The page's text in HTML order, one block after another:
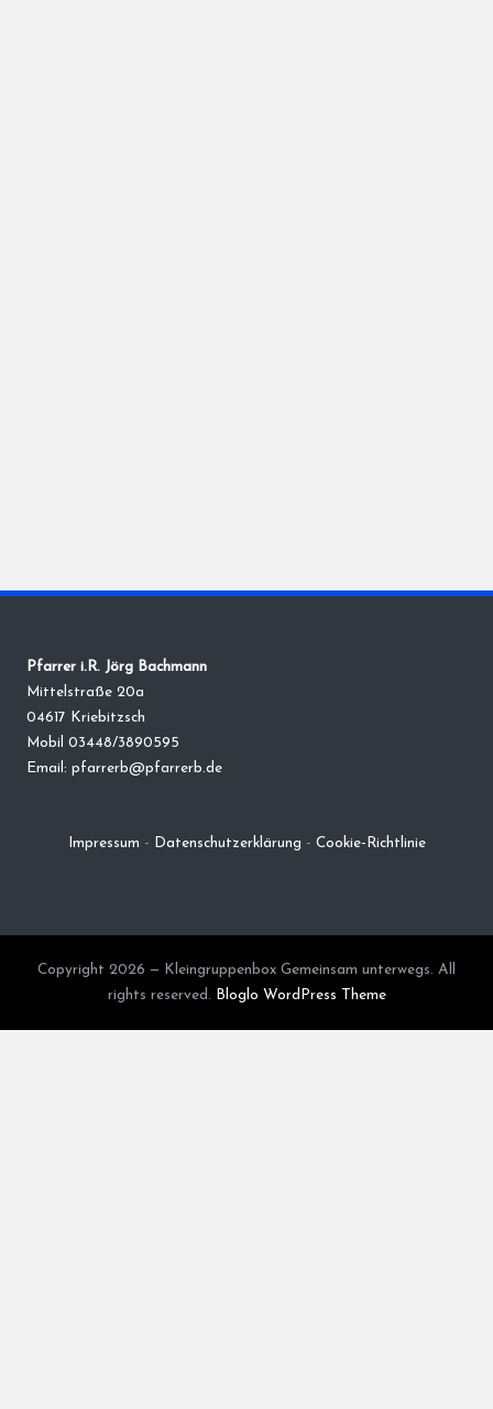
Pfarrer i.R. Jörg Bachmann
Mittelstraße 20a
04617 Kriebitzsch
Mobil 03448/3890595
Email: pfarrerb@pfarrerb.de
Impressum - Datenschutzerklärung - Cookie-Richtlinie
Copyright 2026 — Kleingruppenbox Gemeinsam unterwegs. All
rights reserved.
Bloglo WordPress Theme